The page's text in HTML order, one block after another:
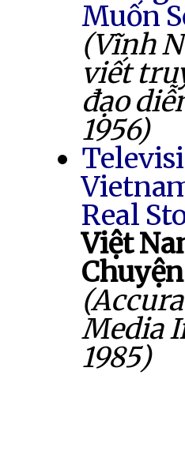
Muốn
(Vĩnh
viết
đạo
1956)
Real
Việt
Media
1985)